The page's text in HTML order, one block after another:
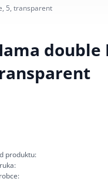
5, transparent
double
produktu: